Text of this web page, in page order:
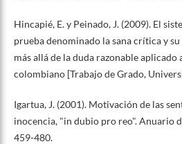
Hincapié, E. y Peinado, J. (2009). El
prueba denominado la sana crítica y
más allá de la duda razonable aplicado
colombiano [Trabajo de Grado,
Igartua, J. (2001). Motivación de las
inocencia, "in dubio pro reo". Anuario
459-480.